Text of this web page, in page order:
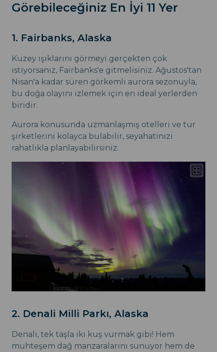
Görebileceğiniz En İyi 11 Yer
1. Fairbanks, Alaska
Kuzey ışıklarını görmeyi gerçekten çok
istiyorsanız, Fairbanks'e gitmelisiniz. Ağustos'tan
Nisan'a kadar süren görkemli aurora sezonuyla,
bu doğa olayını izlemek için en ideal yerlerden
biridir.
Aurora konusunda uzmanlaşmış otelleri ve tur
şirketlerini kolayca bulabilir, seyahatinizi
rahatlıkla planlayabilirsiniz.
2. Denali Milli Parkı, Alaska
Denali, tek taşla iki kuş vurmak gibi! Hem
muhteşem dağ manzaralarını sunuyor hem de